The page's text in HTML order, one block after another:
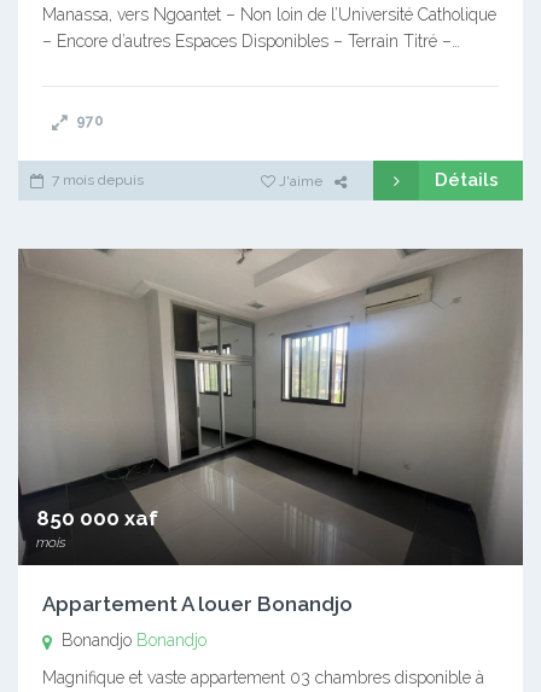
Manassa, vers Ngoantet – Non loin de l’Université Catholique
– Encore d’autres Espaces Disponibles – Terrain Titré –…
970
7 mois depuis J'aime Détails
850 000 xaf
mois
Appartement A louer Bonandjo
Bonandjo Bonandjo
Magnifique et vaste appartement 03 chambres disponible à